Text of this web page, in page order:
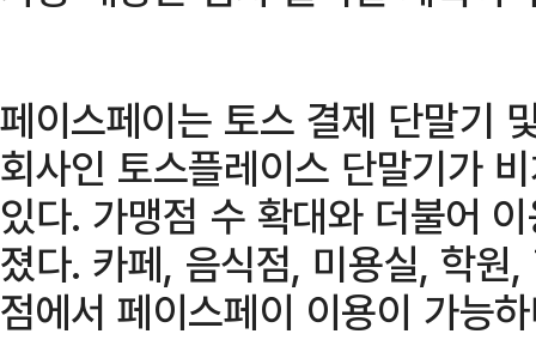
페이스페이는 토스 결제 단말기
회사인 토스플레이스 단말기가
있다. 가맹점 수 확대와 더불어
졌다. 카페, 음식점, 미용실, 학원
점에서 페이스페이 이용이 가능